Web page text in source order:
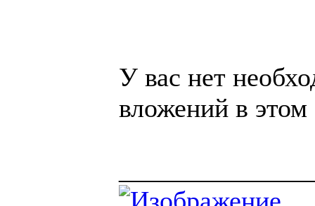
У вас нет
вложений в